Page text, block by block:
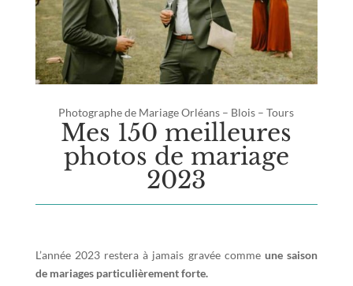
Photographe de Mariage Orléans – Blois – Tours
Mes 150 meilleures
photos de mariage
2023
L’année 2023 restera à jamais gravée commeune saison
de mariages particulièrement forte.